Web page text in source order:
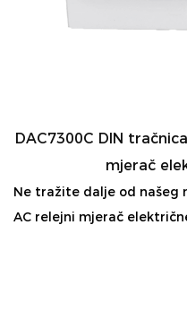
DAC7300C DIN
mjerač
Ne tražite dalje od našeg
AC relejni mjerač